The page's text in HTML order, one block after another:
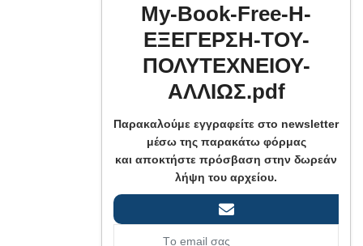
My-Book-Free-Η-
ΕΞΕΓΕΡΣΗ-ΤΟΥ-
ΠΟΛΥΤΕΧΝΕΙΟΥ-
ΑΛΛΙΩΣ.pdf
Παρακαλούμε εγγραφείτε στο newsletter
μέσω της παρακάτω φόρμας
και αποκτήστε πρόσβαση στην δωρεάν
λήψη του αρχείου.